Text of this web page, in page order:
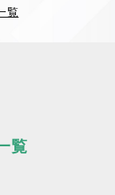
覧
覧